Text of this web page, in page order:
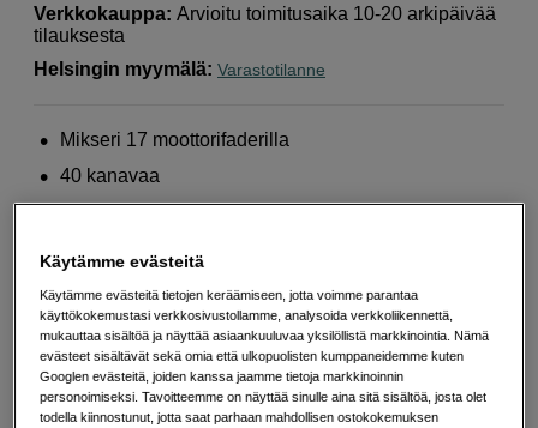
Verkkokauppa: Arvioitu toimitusaika 10-20 arkipäivää
tilauksesta
Helsingin myymälä: Varastotilanne
Mikseri 17 moottorifaderilla
40 kanavaa
20 aux-lähtöä
3 299 EUR
Määrä
Lisää ostoskoriin
Käytämme evästeitä
Käytämme evästeitä tietojen keräämiseen, jotta voimme parantaa
käyttökokemustasi verkkosivustollamme, analysoida verkkoliikennettä,
mukauttaa sisältöä ja näyttää asiaankuuluvaa yksilöllistä markkinointia. Nämä
evästeet sisältävät sekä omia että ulkopuolisten kumppaneidemme kuten
Googlen evästeitä, joiden kanssa jaamme tietoja markkinoinnin
personoimiseksi. Tavoitteemme on näyttää sinulle aina sitä sisältöä, josta olet
todella kiinnostunut, jotta saat parhaan mahdollisen ostokokemuksen